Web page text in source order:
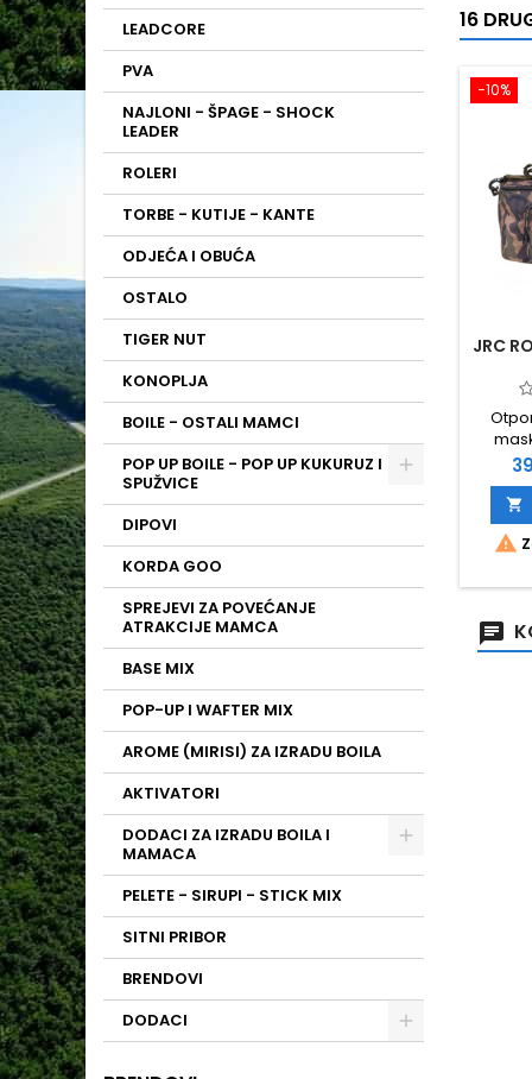
LEADCORE
PVA
NAJLONI - ŠPAGE - SHOCK
LEADER
ROLERI
TORBE - KUTIJE - KANTE
ODJEĆA I OBUĆA
OSTALO
TIGER NUT
KONOPLJA
BOILE - OSTALI MAMCI
POP UP BOILE - POP UP KUKURUZ I
SPUŽVICE
DIPOVI
KORDA GOO
SPREJEVI ZA POVEĆANJE
ATRAKCIJE MAMCA
BASE MIX
POP-UP I WAFTER MIX
AROME (MIRISI) ZA IZRADU BOILA
AKTIVATORI
DODACI ZA IZRADU BOILA I
MAMACA
PELETE - SIRUPI - STICK MIX
SITNI PRIBOR
BRENDOVI
DODACI
16
−10%
JRC
džep

